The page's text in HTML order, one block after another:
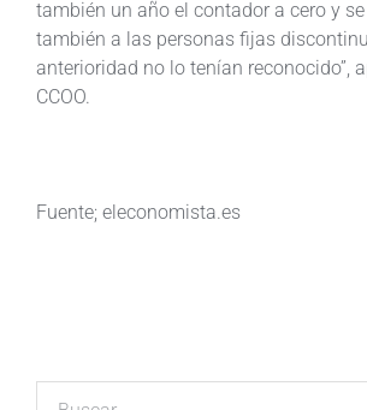
también un año el contador a cero y
también a las personas fijas
anterioridad no lo tenían reconocido”,
CCOO.
Fuente; eleconomista.es